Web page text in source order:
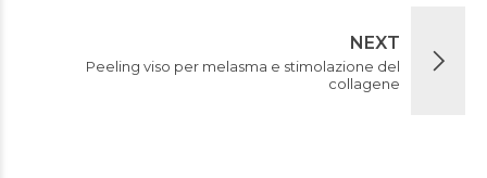
NEXT
Peeling viso per melasma e stimolazione del
collagene